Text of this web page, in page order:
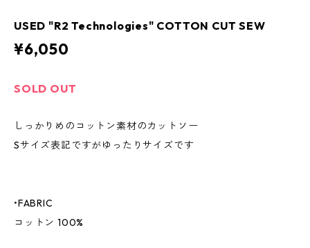
USED "R2 Technologies" COTTON CUT SEW
¥6,050
SOLD OUT
しっかりめのコットン素材のカットソー
Sサイズ表記ですがゆったりサイズです
•FABRIC
コットン 100%